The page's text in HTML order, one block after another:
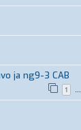
ja ng9-3 CAB
1 …